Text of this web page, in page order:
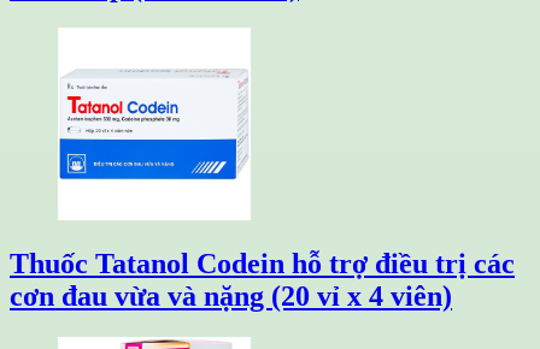
Thuốc Tatanol Codein hỗ trợ điều trị các
cơn đau vừa và nặng (20 vỉ x 4 viên)